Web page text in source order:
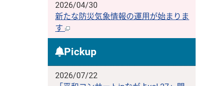
2026/04/30
新たな防災気象情報の運用が始まりま
す
Pickup
2026/07/22